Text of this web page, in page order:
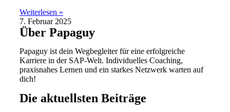
Weiterlesen »
7. Februar 2025
Über Papaguy
Papaguy ist dein Wegbegleiter für eine erfolgreiche
Karriere in der SAP-Welt. Individuelles Coaching,
praxisnahes Lernen und ein starkes Netzwerk warten auf
dich!
Die aktuellsten Beiträge